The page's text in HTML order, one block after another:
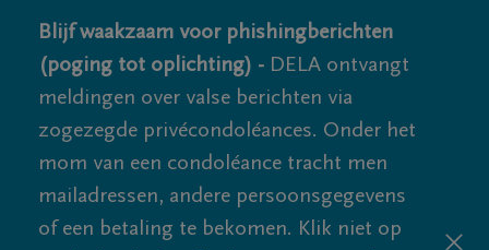
Blijf waakzaam voor phishingberichten
(poging tot oplichting) - DELA ontvangt
meldingen over valse berichten via
zogezegde privécondoléances. Onder het
mom van een condoléance tracht men
mailadressen, andere persoonsgegevens
of een betaling te bekomen. Klik niet op